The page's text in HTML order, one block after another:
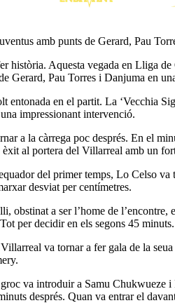
amb punts de Gerard, Pau
història. Aquesta vegada en Lliga
Gerard, Pau Torres i Danjuma en
entonada en el partit. La ‘Vecchia
impressionant intervenció.
a la càrrega poc després. En el
èxit al portera del Villarreal amb un
del primer temps, Lo Celso
desviat per centímetres.
obstinat a ser l’home de
per decidir en els segons 45 minuts.
va tornar a fer gala de la
va introduir a Samu Chukwueze i
després. Quan va entrar el